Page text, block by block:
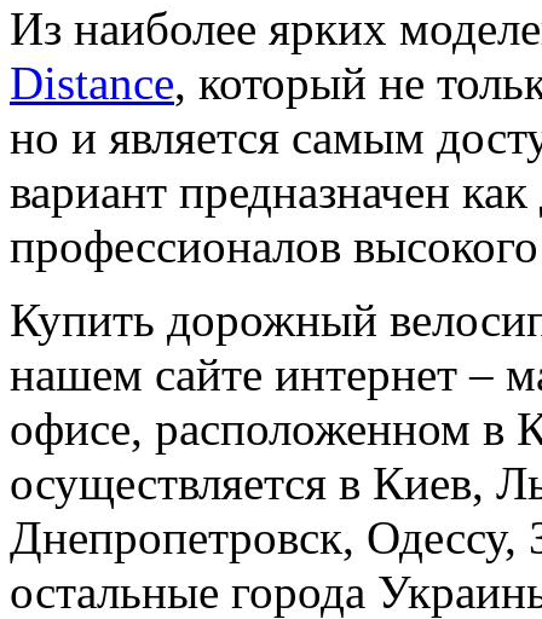
Из наиболее ярких
Distance, который не
но и является самым
вариант предназначен
профессионалов
Купить дорожный
нашем сайте интернет –
офисе, расположенном в
осуществляется в Киев,
Днепропетровск, Одессу,
остальные города